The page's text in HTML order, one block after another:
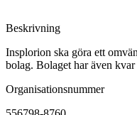
Beskrivning
Insplorion ska göra ett
bolag. Bolaget har även kvar
Organisationsnummer